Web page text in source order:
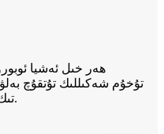
ھەر خىل ئەشيا
تۇخۇم شەكىللىك تۇتقۇچ
توختام سومكىسى (FFS) ، تىك ئورالما.